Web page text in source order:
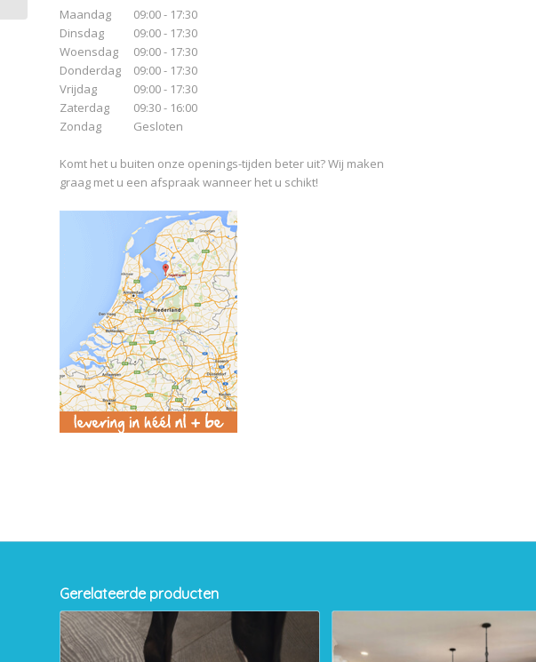
Maandag
Dinsdag
Woensdag
Donderdag
Vrijdag
Zaterdag
Zondag
09:00 - 17:30
09:00 - 17:30
09:00 - 17:30
09:00 - 17:30
09:00 - 17:30
09:30 - 16:00
Gesloten
Komt het u buiten onze openings-tijden beter uit? Wij maken
graag met u een afspraak wanneer het u schikt!
Gerelateerde producten